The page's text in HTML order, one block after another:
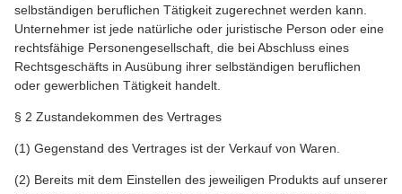
selbständigen beruflichen Tätigkeit zugerechnet werden kann.
Unternehmer ist jede natürliche oder juristische Person oder eine
rechtsfähige Personengesellschaft, die bei Abschluss eines
Rechtsgeschäfts in Ausübung ihrer selbständigen beruflichen
oder gewerblichen Tätigkeit handelt.
§ 2 Zustandekommen des Vertrages
(1) Gegenstand des Vertrages ist der Verkauf von Waren.
(2) Bereits mit dem Einstellen des jeweiligen Produkts auf unserer